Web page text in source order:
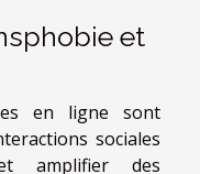
et
en ligne sont
sociales
amplifier des